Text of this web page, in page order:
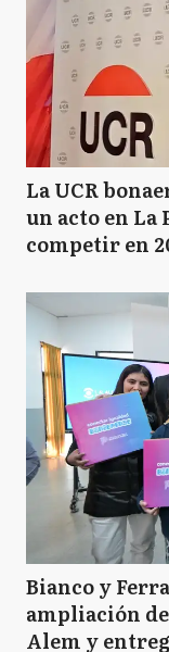
La UCR
un acto en La
competir en
Bianco y
ampliación
Alem y